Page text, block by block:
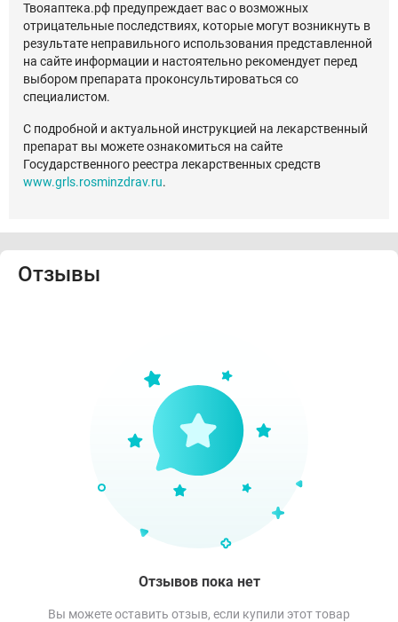
Твояаптека.рф предупреждает вас о возможных
отрицательные последствиях, которые могут возникнуть в
результате неправильного использования представленной
на сайте информации и настоятельно рекомендует перед
выбором препарата проконсультироваться со
специалистом.
С подробной и актуальной инструкцией на лекарственный
препарат вы можете ознакомиться на сайте
Государственного реестра лекарственных средств
www.grls.rosminzdrav.ru.
Отзывы
Отзывов пока нет
Вы можете оставить отзыв, если купили этот товар